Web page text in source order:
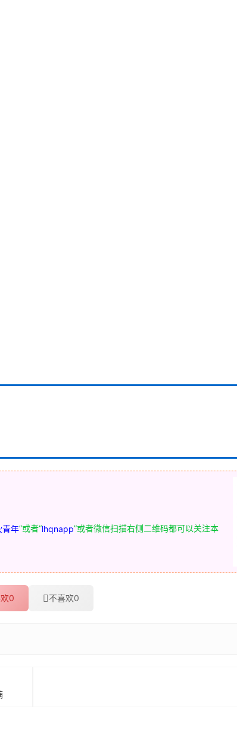
青年”或者“lhqnapp”或者微信扫描右侧二维码都可以关注本
0 不喜欢0